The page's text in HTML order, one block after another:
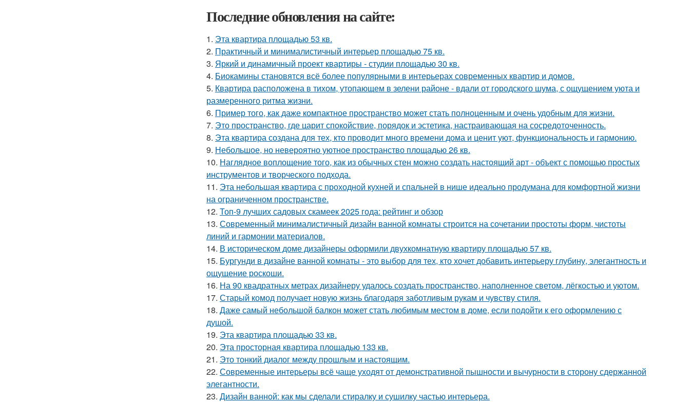
Последние обновления на сайте:
1. Эта квартира площадью 53 кв.
2. Практичный и минималистичный интерьер площадью 75 кв.
3. Яркий и динамичный проект квартиры - студии площадью 30 кв.
4. Биокамины становятся всё более популярными в интерьерах современных квартир и домов.
5. Квартира расположена в тихом, утопающем в зелени районе - вдали от городского шума, с ощущением уюта и
размеренного ритма жизни.
6. Пример того, как даже компактное пространство может стать полноценным и очень удобным для жизни.
7. Это пространство, где царит спокойствие, порядок и эстетика, настраивающая на сосредоточенность.
8. Эта квартира создана для тех, кто проводит много времени дома и ценит уют, функциональность и гармонию.
9. Небольшое, но невероятно уютное пространство площадью 26 кв.
10. Наглядное воплощение того, как из обычных стен можно создать настоящий арт - объект с помощью простых
инструментов и творческого подхода.
11. Эта небольшая квартира с проходной кухней и спальней в нише идеально продумана для комфортной жизни
на ограниченном пространстве.
12. Топ-9 лучших садовых скамеек 2025 года: рейтинг и обзор
13. Современный минималистичный дизайн ванной комнаты строится на сочетании простоты форм, чистоты
линий и гармонии материалов.
14. В историческом доме дизайнеры оформили двухкомнатную квартиру площадью 57 кв.
15. Бургунди в дизайне ванной комнаты - это выбор для тех, кто хочет добавить интерьеру глубину, элегантность и
ощущение роскоши.
16. На 90 квадратных метрах дизайнеру удалось создать пространство, наполненное светом, лёгкостью и уютом.
17. Старый комод получает новую жизнь благодаря заботливым рукам и чувству стиля.
18. Даже самый небольшой балкон может стать любимым местом в доме, если подойти к его оформлению с
душой.
19. Эта квартира площадью 33 кв.
20. Эта просторная квартира площадью 133 кв.
21. Это тонкий диалог между прошлым и настоящим.
22. Современные интерьеры всё чаще уходят от демонстративной пышности и вычурности в сторону сдержанной
элегантности.
23. Дизайн ванной: как мы сделали стиралку и сушилку частью интерьера.